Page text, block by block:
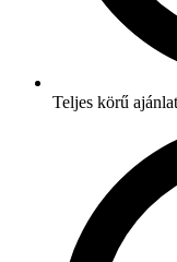
Teljes körű